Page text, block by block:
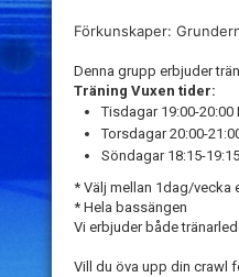
Förkunskaper:
Denna grupp erbjuder
Träning Vuxen tider:
Tisdagar 19:00-
Torsdagar 20:00-
Söndagar 18:15-
* Välj mellan 1dag/vecka
* Hela bassängen
Vi erbjuder både
Vill du öva upp din crawl